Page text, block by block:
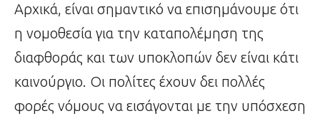
Αρχικά, είναι σημαντικό να επισημάνουμε ότι
η νομοθεσία για την καταπολέμηση της
διαφθοράς και των υποκλοπών δεν είναι κάτι
καινούργιο. Οι πολίτες έχουν δει πολλές
φορές νόμους να εισάγονται με την υπόσχεση